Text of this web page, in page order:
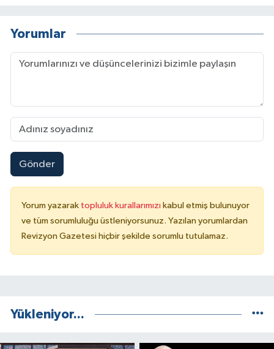
Yorumlar
Gönder
Yorum yazarak topluluk kurallarımızı kabul etmiş bulunuyor
ve tüm sorumluluğu üstleniyorsunuz. Yazılan yorumlardan
Revizyon Gazetesi hiçbir şekilde sorumlu tutulamaz.
Yükleniyor...